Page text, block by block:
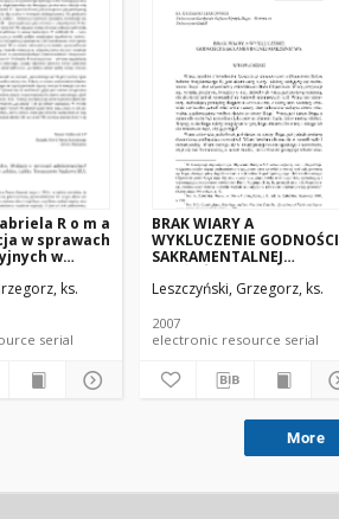
R o m a
w sprawach
w
Lublin:
ks.
electronic resource serial
BRAK WIARY A
WYKLUCZENIE GODNOŚCI
SAKRAMENTALNEJ
Leszczyński, Grzegorz, ks.
2007
electronic resource serial
More